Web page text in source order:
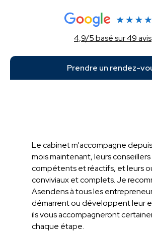
4,9/5 basé sur 49 avis
Prendre un rendez-
Le cabinet m'accompagne
mois maintenant, leurs
compétents et réactifs, et leurs
conviviaux et complets. Je
Asendens à tous les
démarrent ou développent leur
ils vous accompagneront
chaque étape.